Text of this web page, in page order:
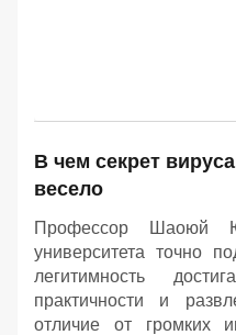
В чем секрет
весело
Профессор Шаоюй
университета точно
легитимность
практичности и
отличие от громких